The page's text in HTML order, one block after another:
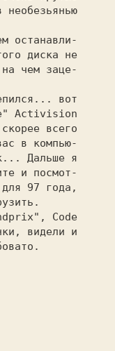
диска не
чем заце-
Activision
всего
в компью-
Дальше я
и посмот-
97 года,
Code
видели и